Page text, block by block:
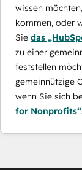
wissen
kommen, oder
Sie das
zu einer
feststellen
gemeinnützige
wenn Sie sich
for